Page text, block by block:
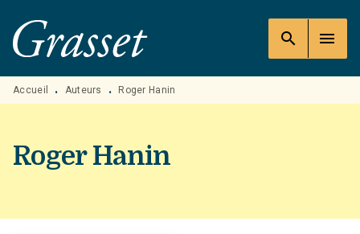
MENU RECHERCHE
PIED DE PAGE
search menu
Accueil • Auteurs • Roger Hanin
Roger Hanin